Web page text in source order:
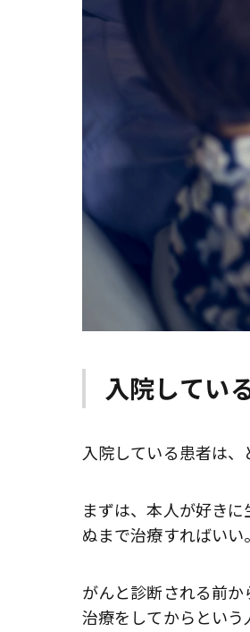
入院してい
入院している患者は、
まずは、本人が好き
ぬまで治療すればいい
がんと診断される前
治療をしてからとい